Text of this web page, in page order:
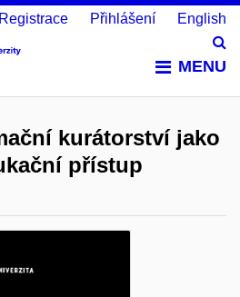
MENU
Registrace Přihlášení English
kurátorství jako
přístup